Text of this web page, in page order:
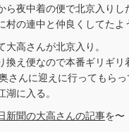
ら夜中着の便で北京入りし
村の連中と仲良くしてたよ
大高さんが北京入り。
換え便なので本番ギリギリ
さんに迎えに行ってもら
に入る。
新聞の大高さんの記事を〜